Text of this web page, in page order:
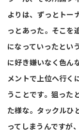
よりは、ずっとトー
っとあった。そこを
になっていったとい
に好き嫌いなく色ん
メントで上位へ行く
うことです。狙った
た様な。タックルひ
ってしまうんですが